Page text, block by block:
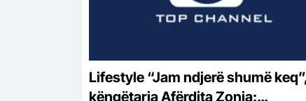
Lifestyle “Jam ndjerë shumë keq”,
këngëtarja Afërdita Zonja: